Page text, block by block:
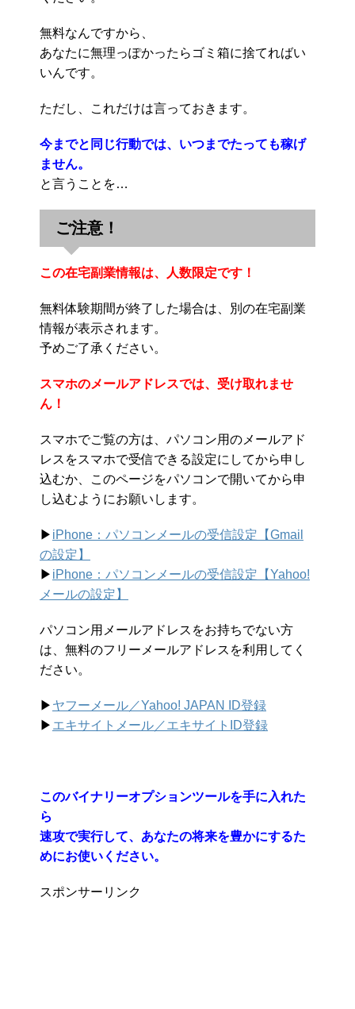
無料なんですから、
あなたに無理っぽかったらゴミ箱に捨てればい
いんです。
ただし、これだけは言っておきます。
今までと同じ行動では、いつまでたっても稼げ
ません。
と言うことを…
ご注意！
この在宅副業情報は、人数限定です！
無料体験期間が終了した場合は、別の在宅副業
情報が表示されます。
予めご了承ください。
スマホのメールアドレスでは、受け取れませ
ん！
スマホでご覧の方は、パソコン用のメールアド
レスをスマホで受信できる設定にしてから申し
込むか、このページをパソコンで開いてから申
し込むようにお願いします。
▶︎ iPhone：パソコンメールの受信設定【Gmail
の設定】
▶︎ iPhone：パソコンメールの受信設定【Yahoo!
メールの設定】
パソコン用メールアドレスをお持ちでない方
は、無料のフリーメールアドレスを利用してく
ださい。
▶︎ ヤフーメール／Yahoo! JAPAN ID登録
▶︎ エキサイトメール／エキサイトID登録
このバイナリーオプションツールを手に入れた
ら
速攻で実行して、あなたの将来を豊かにするた
めにお使いください。
スポンサーリンク